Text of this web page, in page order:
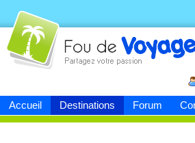
Accueil Destinations Forum
Fou devoyage